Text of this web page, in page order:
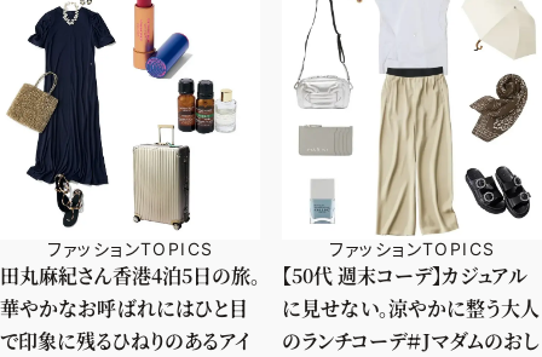
ファッションTOPICS
田丸麻紀さん香港4泊5日の旅。
華やかなお呼ばれにはひと目
で印象に残るひねりのあるアイ
ファッションTOPICS
【50代 週末コーデ】カジュアル
に見せない。涼やかに整う大人
のランチコーデ＃Jマダムのおし